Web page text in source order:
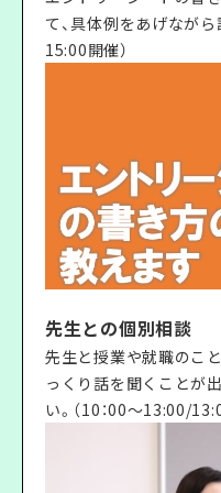
て、具体例をあげなが
15:00開催）
先生との個別相談
先生と授業や就職のこ
っくり話を聞くことが
い。（10：00〜13:00/